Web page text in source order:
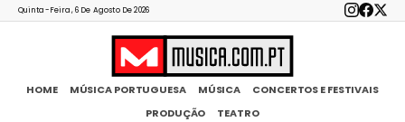
Quinta-Feira, 6 De Agosto De 2026
HOME MÚSICA PORTUGUESA MÚSICA
CONCERTOS E FESTIVAIS
PRODUÇÃO
TEATRO